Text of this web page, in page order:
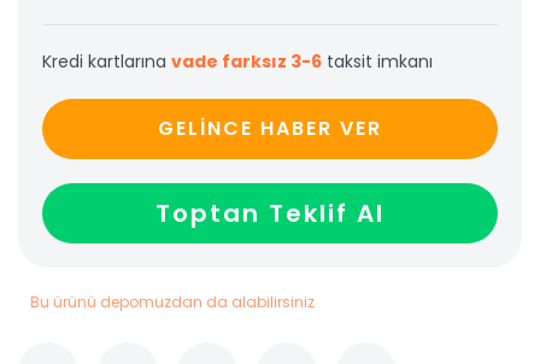
Kredi kartlarına vade farksız 3-6 taksit imkanı
GELİNCE HABER VER
Toptan Teklif Al
Bu ürünü depomuzdan da alabilirsiniz